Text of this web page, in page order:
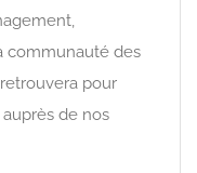
communauté des
pour
de nos